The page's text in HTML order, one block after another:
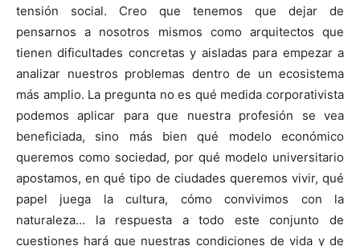
tensión social. Creo que tenemos que dejar de
pensarnos a nosotros mismos como arquitectos que
tienen dificultades concretas y aisladas para empezar a
analizar nuestros problemas dentro de un ecosistema
más amplio. La pregunta no es qué medida corporativista
podemos aplicar para que nuestra profesión se vea
beneficiada, sino más bien qué modelo económico
queremos como sociedad, por qué modelo universitario
apostamos, en qué tipo de ciudades queremos vivir, qué
papel juega la cultura, cómo convivimos con la
naturaleza… la respuesta a todo este conjunto de
cuestiones hará que nuestras condiciones de vida y de